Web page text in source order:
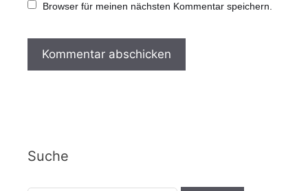
Browser für meinen nächsten Kommentar speichern.
Suche